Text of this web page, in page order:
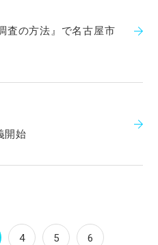
査の方法』で名古屋市
開始
4 5 6